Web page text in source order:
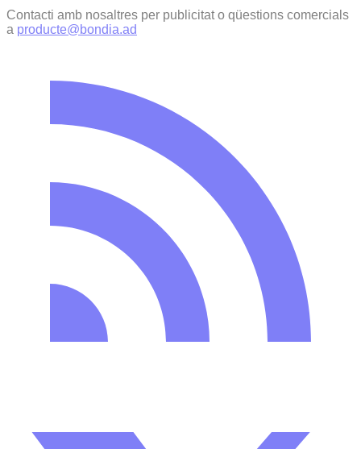
Contacti amb nosaltres per publicitat o qüestions comercials
a producte@bondia.ad